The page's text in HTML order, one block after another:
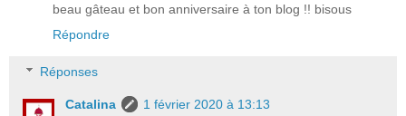
beau gâteau et bon anniversaire à ton blog !! bisous
Répondre
Réponses
Catalina 1 février 2020 à 13:13